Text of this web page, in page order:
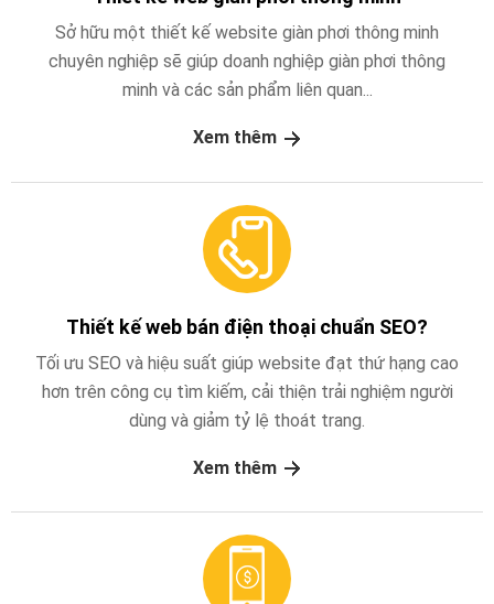
Sở hữu một thiết kế website giàn phơi thông minh
chuyên nghiệp sẽ giúp doanh nghiệp giàn phơi thông
minh và các sản phẩm liên quan...
Xem thêm
Thiết kế web bán điện thoại chuẩn SEO?
Tối ưu SEO và hiệu suất giúp website đạt thứ hạng cao
hơn trên công cụ tìm kiếm, cải thiện trải nghiệm người
dùng và giảm tỷ lệ thoát trang.
Xem thêm